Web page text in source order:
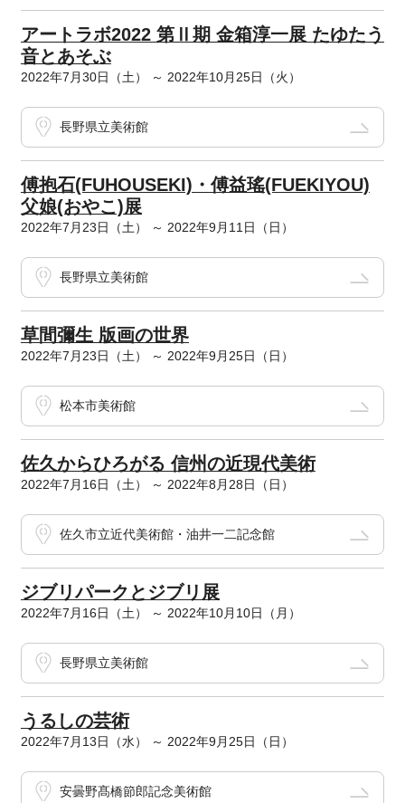
アートラボ2022 第Ⅱ期 金箱淳一展 たゆたう
音とあそぶ
2022年7月30日（土） ～ 2022年10月25日（火）
長野県立美術館
傅抱石(FUHOUSEKI)・傅益瑤(FUEKIYOU)
父娘(おやこ)展
2022年7月23日（土） ～ 2022年9月11日（日）
長野県立美術館
草間彌生 版画の世界
2022年7月23日（土） ～ 2022年9月25日（日）
松本市美術館
佐久からひろがる 信州の近現代美術
2022年7月16日（土） ～ 2022年8月28日（日）
佐久市立近代美術館・油井一二記念館
ジブリパークとジブリ展
2022年7月16日（土） ～ 2022年10月10日（月）
長野県立美術館
うるしの芸術
2022年7月13日（水） ～ 2022年9月25日（日）
安曇野髙橋節郎記念美術館